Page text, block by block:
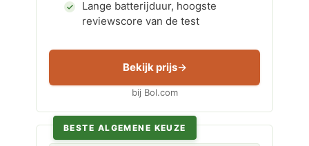
Lange batterijduur, hoogste
reviewscore van de test
Bekijk prijs
bij Bol.com
BESTE ALGEMENE KEUZE